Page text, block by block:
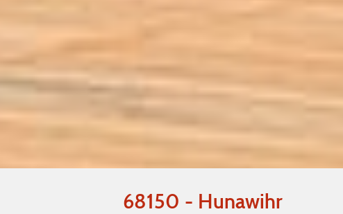
68150 - Hunawihr